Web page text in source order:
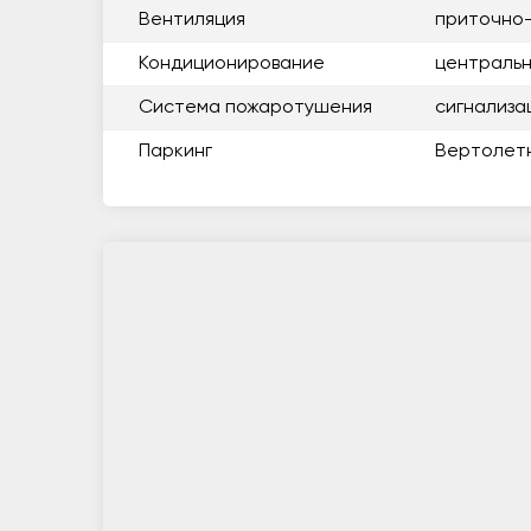
Вентиляция
Кондиционирование
Система пожаротушения
Паркинг